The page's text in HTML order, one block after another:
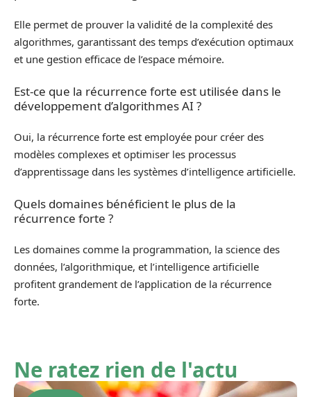
Elle permet de prouver la validité de la complexité des
algorithmes, garantissant des temps d’exécution optimaux
et une gestion efficace de l’espace mémoire.
Est-ce que la récurrence forte est utilisée dans le
développement d’algorithmes AI ?
Oui, la récurrence forte est employée pour créer des
modèles complexes et optimiser les processus
d’apprentissage dans les systèmes d’intelligence artificielle.
Quels domaines bénéficient le plus de la
récurrence forte ?
Les domaines comme la programmation, la science des
données, l’algorithmique, et l’intelligence artificielle
profitent grandement de l’application de la récurrence
forte.
Ne ratez rien de l'actu